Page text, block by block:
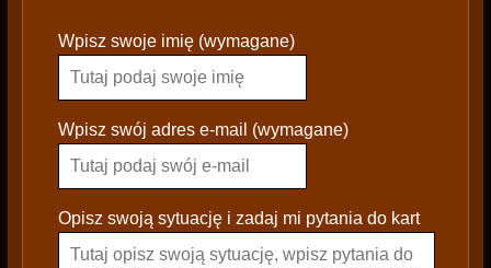
l
a
s
e
a
Wpisz swoje imię (wymagane)
Wpisz swój adres e-mail (wymagane)
Opisz swoją sytuację i zadaj mi pytania do kart